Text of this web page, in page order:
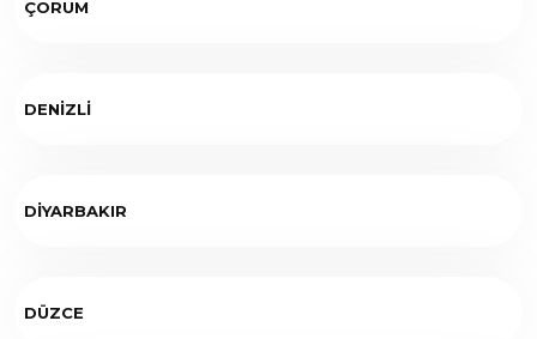
ÇORUM
DENİZLİ
DİYARBAKIR
DÜZCE